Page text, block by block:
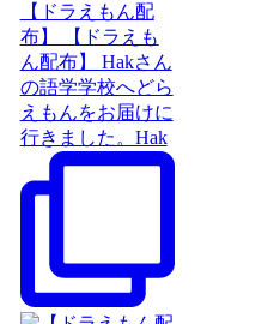
【ドラえもん配
布】 【ドラえも
ん配布】 Hakさん
の語学学校へどら
えもんをお届けに
行きました。Hak